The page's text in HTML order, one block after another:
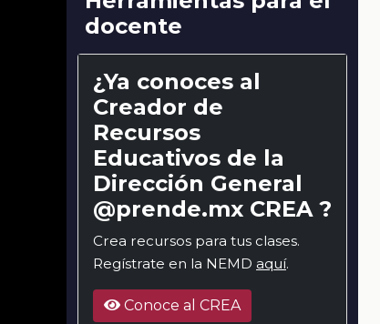
docente
¿Ya conoces al
Creador de
Recursos
Educativos de la
Dirección General
@prende.mx CREA ?
Crea recursos para tus clases.
Regístrate en la NEMD aquí.
Conoce al CREA